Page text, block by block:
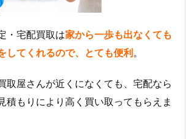
・宅配買取は家から一歩も出なくても
してくれるので、とても便利。
取屋さんが近くになくても、宅配なら
積もりにより高く買い取ってもらえま